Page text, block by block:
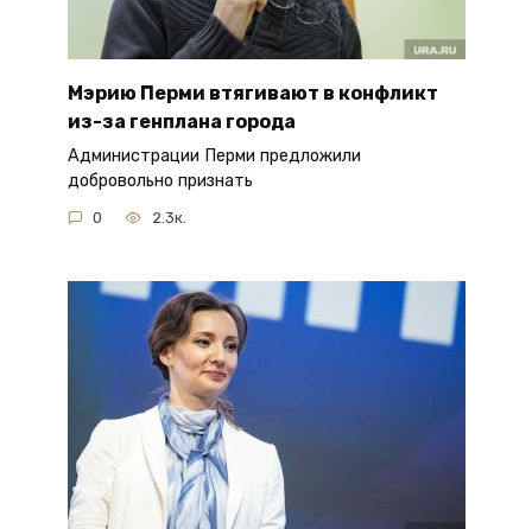
Мэрию Перми втягивают в конфликт
из-за генплана города
Администрации Перми предложили
добровольно признать
0 2.3к.